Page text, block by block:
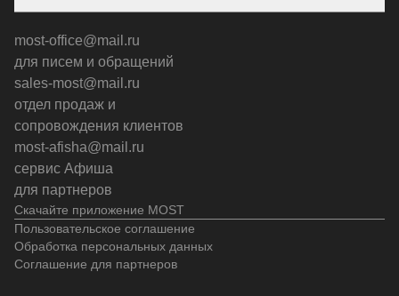
Скачайте приложение MOST
most-office@mail.ru
для писем и обращений
sales-most@mail.ru
отдел продаж и
сопровождения клиентов
most-afisha@mail.ru
сервис Афиша
для партнеров
Пользовательское соглашение
Обработка персональных данных
Соглашение для партнеров